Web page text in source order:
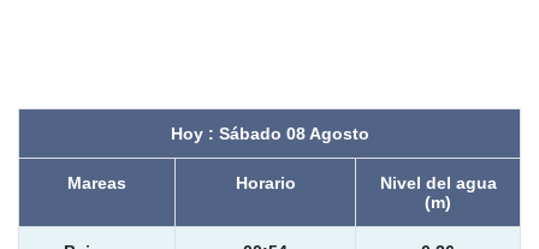
Hoy : Sábado 08 Agosto
Mareas Horario
Nivel del agua
(m)